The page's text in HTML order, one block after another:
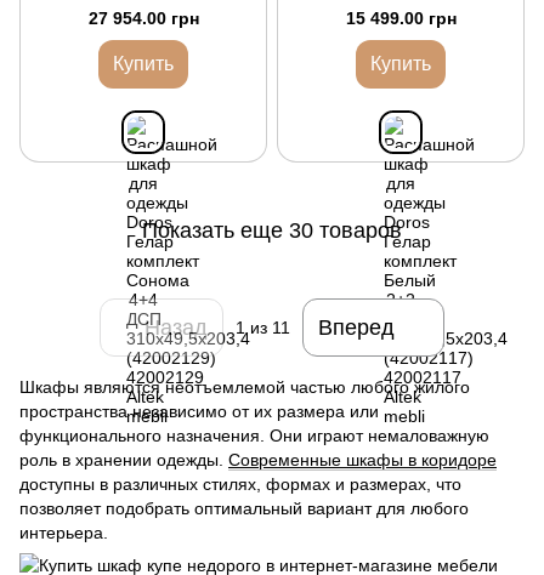
комплект Cонома 4+4 ДСП
310х49,5х203,4 (42002129)
27 954.00 грн
Купить
комплект Белый 2+2 ДСП
155х49,5х203,4 (42002117)
15 499.00 грн
Купить
Показать еще 30 товаров
Назад 1 из 11 Вперед
Шкафы являются неотъемлемой частью любого жилого
пространства независимо от их размера или
функционального назначения. Они играют немаловажную
роль в хранении одежды. Современные шкафы в коридоре
доступны в различных стилях, формах и размерах, что
позволяет подобрать оптимальный вариант для любого
интерьера.